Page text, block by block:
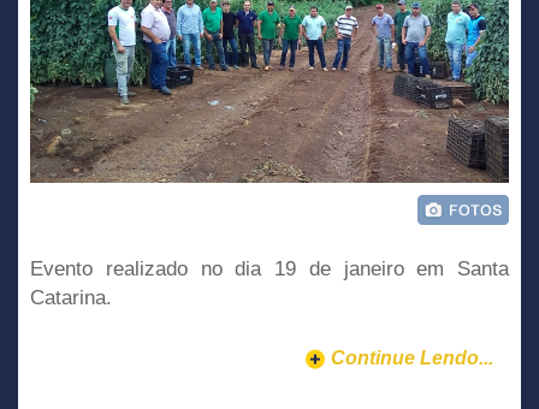
Evento realizado no dia 19 de janeiro em Santa
Catarina.
Continue Lendo...